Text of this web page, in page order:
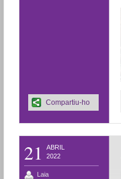
Compartiu-ho
21
ABRIL
2022
Laia